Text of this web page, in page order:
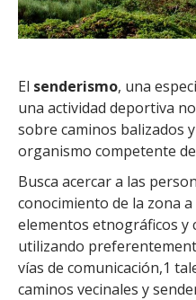
El senderismo, una
una actividad deportiva
sobre caminos balizados
organismo competente de
Busca acercar a las
conocimiento de la zona
elementos etnográficos y
utilizando
vías de comunicación,1
caminos vecinales y